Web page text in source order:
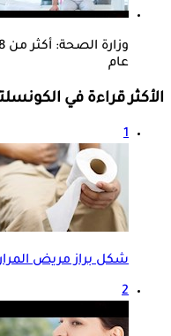
عام
الأكثر قراءة في
1
شكل براز مريض
2